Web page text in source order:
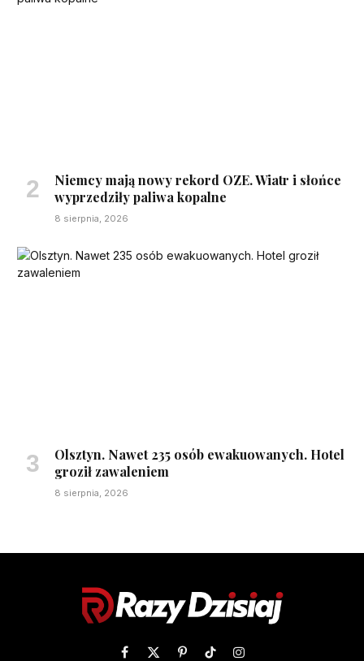
Niemcy mają nowy rekord OZE. Wiatr i słońce
wyprzedziły paliwa kopalne
8 sierpnia, 2026
Olsztyn. Nawet 235 osób ewakuowanych. Hotel
groził zawaleniem
8 sierpnia, 2026